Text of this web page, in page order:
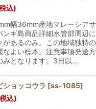
込)
幅36mm産地マレーシア
ンギ島商品詳細水管部周辺
があるのみ。この地域独特
なよい標本。注意事項発送
みとなります。3日以…
ショッコウラ [ss-1085]
込)